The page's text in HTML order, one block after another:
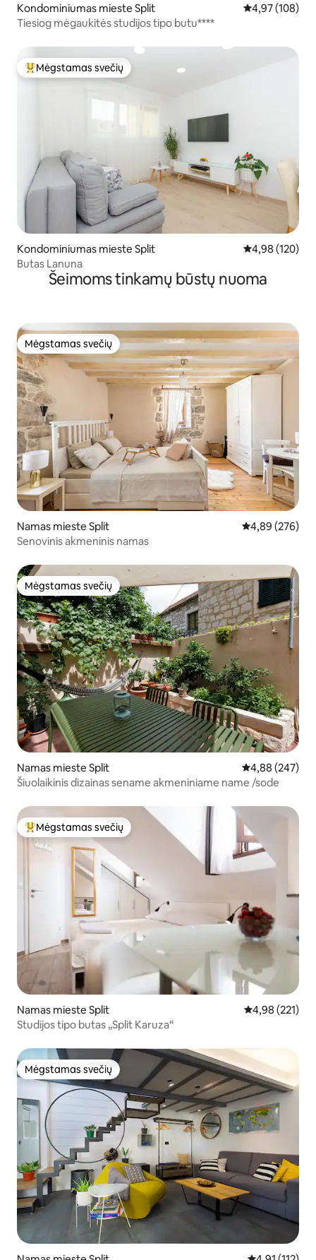
Kondominiumas mieste Split Vidutinis
4,97 (108)
Tiesiog mėgaukitės studijos tipo butu****
Svečių mėgstamiausias
Mėgstamas svečių
Kondominiumas mieste Split Vidutinis
4,98 (120)
Butas Lanuna
Šeimoms tinkamų būstų nuoma
Mėgstamas svečių
Mėgstamas svečių
Namas mieste Split Vidutinis
4,89 (276)
Senovinis akmeninis namas
Mėgstamas svečių
Mėgstamas svečių
Namas mieste Split Vidutinis
4,88 (247)
Šiuolaikinis dizainas sename akmeniniame name /sode
Svečių mėgstamiausias
Mėgstamas svečių
Namas mieste Split Vidutinis
4,98 (221)
Studijos tipo butas „Split Karuza“
Mėgstamas svečių
Mėgstamas svečių